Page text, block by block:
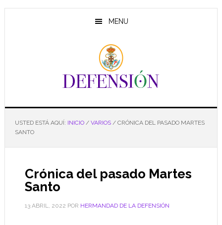
Saltar
Saltar
Saltar
MENU
USTED ESTÁ AQUÍ: INICIO / VARIOS /CRÓNICA DEL PASADO MARTES
SANTO
Crónica del pasado Martes
Santo
13 ABRIL, 2022 POR HERMANDAD DE LA DEFENSIÓN